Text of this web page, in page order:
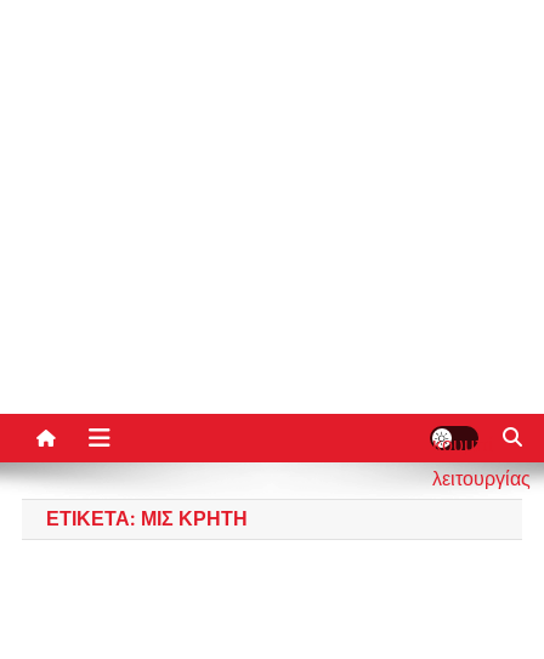
κουμπί
λειτουργίας
ΕΤΙΚΈΤΑ: ΜΙΣ ΚΡΉΤΗ